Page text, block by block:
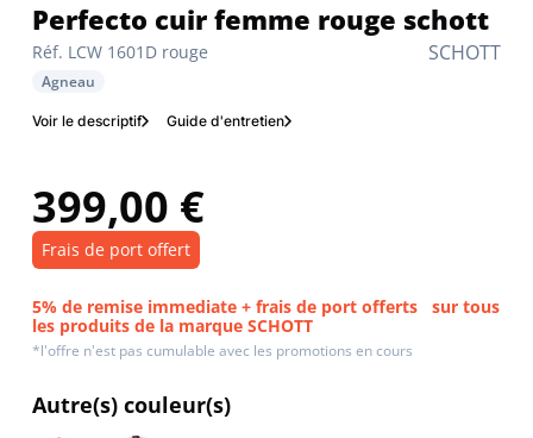
SCHOTT
Réf. LCW 1601D rouge
Perfecto cuir femme rouge schott
Agneau
Voir le descriptif Guide d'entretien
399,00 €
Frais de port offert
5% de remise immediate + frais de port offerts sur tous
les produits de la marque SCHOTT
*l'offre n'est pas cumulable avec les promotions en cours
Autre(s) couleur(s)